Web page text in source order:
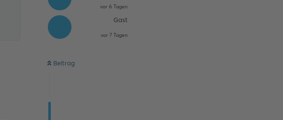
vor 6 Tagen
Gast
vor 7 Tagen
Beitrag